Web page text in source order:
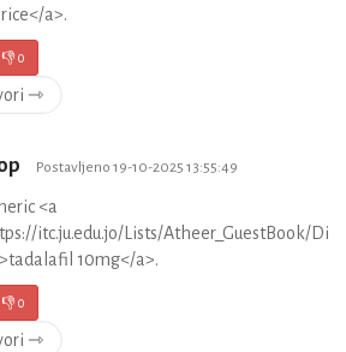
a>.
👎0
⇾
Postavljeno 19-10-2025 13:55:49
<a
itc.ju.edu.jo/Lists/Atheer_GuestBook/
10mg</a>.
👎0
⇾